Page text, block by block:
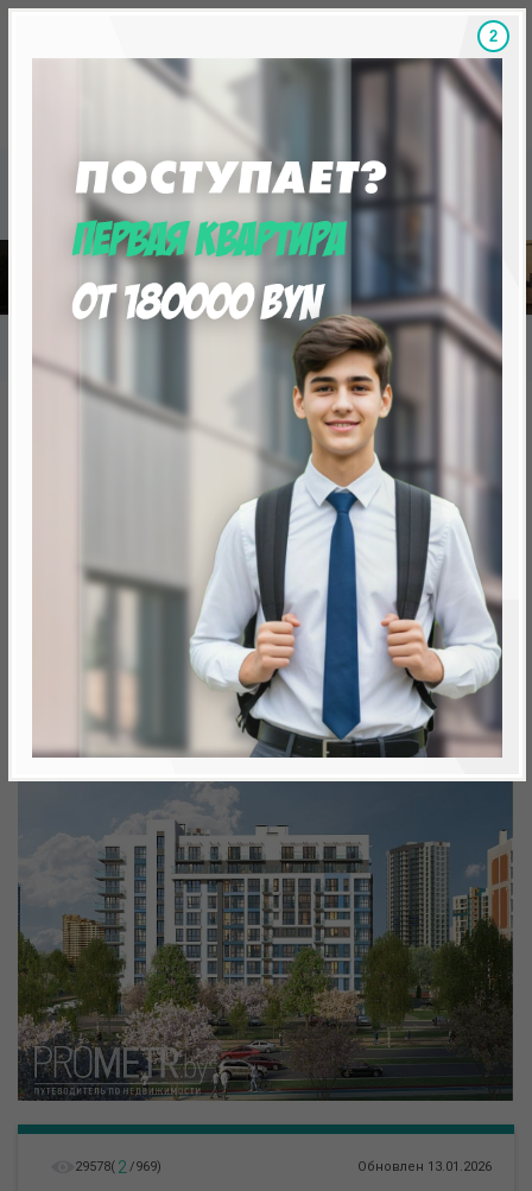
Скидки на новостройки, бонусы
«Минск Мир»
7.5 "Миконос" квартал Средеземноморский
7.5 "Миконос" квартал
Средеземноморский
Минск, Октябрьский, ул. Братская
метро «Ковальская Слобода», 566 м
Объект реализован
29578( 2 /969) Обновлен 13.01.2026
1